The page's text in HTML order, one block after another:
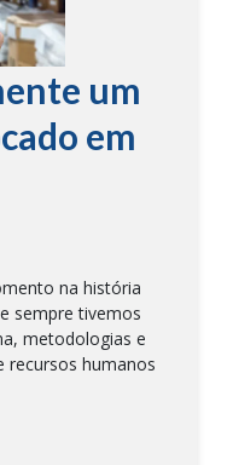
um
em
na história
sempre tivemos
metodologias e
recursos humanos